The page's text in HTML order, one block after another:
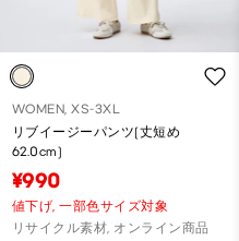
WOMEN, XS-3XL
リブイージーパンツ(丈短め
62.0cm)
¥990
値下げ,一部色サイズ対象
リサイクル素材, オンライン商品